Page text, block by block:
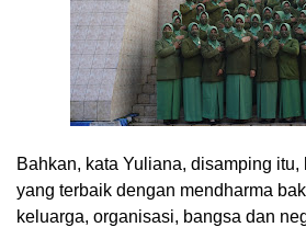
Bahkan, kata Yuliana, disamping itu,
yang terbaik dengan mendharma
keluarga, organisasi, bangsa dan